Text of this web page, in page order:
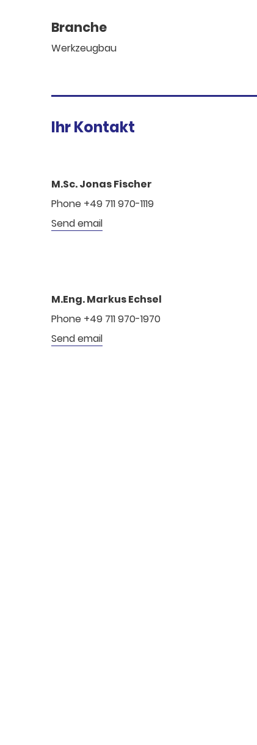
Branche
Werkzeugbau
Ihr Kontakt
M.Sc. Jonas Fischer
Phone +49 711 970-1119
Send email
M.Eng. Markus Echsel
Phone +49 711 970-1970
Send email